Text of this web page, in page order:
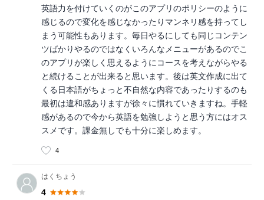
英語力を付けていくのがこのアプリのポリシーのように
感じるので変化を感じなかったりマンネリ感を持ってし
まう可能性もあります。毎日やるにしても同じコンテン
ツばかりやるのではなくいろんなメニューがあるのでこ
のアプリが楽しく思えるようにコースを考えながらやる
と続けることが出来ると思います。後は英文作成に出て
くる日本語がちょっと不自然な内容であったりするのも
最初は違和感ありますが徐々に慣れていきますね。手軽
感があるので今から英語を勉強しようと思う方にはオス
スメです。課金無しでも十分に楽しめます。
4
はくちょう
4